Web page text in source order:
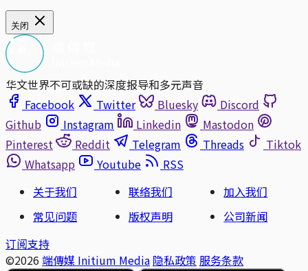
关闭
华文世界不可或缺的深度报导和多元声音
Facebook
Twitter Bluesky
Discord
Github
Instagram Linkedin
Mastodon
Pinterest
Reddit Telegram Threads
Tiktok
Whatsapp
Youtube
RSS
关于我们
联络我们
加入我们
常见问题
版权声明
公司新闻
订阅支持
©2026 端傳媒 Initium Media 隐私政策 服务条款